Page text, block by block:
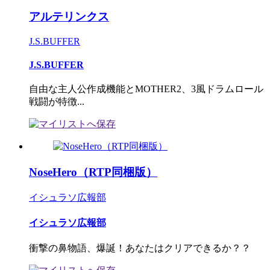
アルテリンクス
J.S.BUFFER
J.S.BUFFER
自由な主人公作成機能とMOTHER2、3風ドラムロール
戦闘が特徴...
NoseHero（RTP同梱版）
イシュラソ広報部
イシュラソ広報部
衝撃の鼻物語、爆誕！あなたはクリアできるか？？